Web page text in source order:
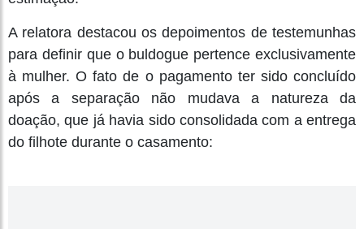
A relatora destacou os depoimentos de testemunhas
para definir que o buldogue pertence exclusivamente
à mulher. O fato de o pagamento ter sido concluído
após a separação não mudava a natureza da
doação, que já havia sido consolidada com a entrega
do filhote durante o casamento: